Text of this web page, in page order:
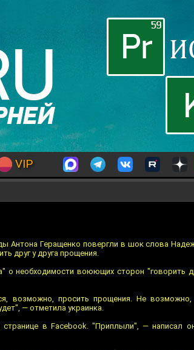
VIP
Антона Геращенко повергли в шок слова
друг у друга прощения.
о необходимости воюющих сторон "говорить
возможно, просить прощения. Не
— отметила украинка.
в Facebook. "Приплыли", — написал